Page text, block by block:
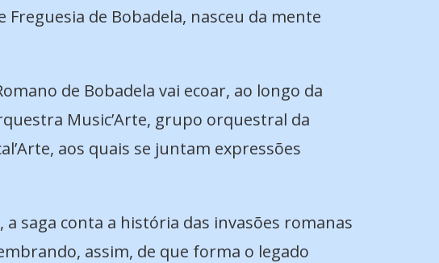
de Bobadela, nasceu da mente
de Bobadela vai ecoar, ao longo da
Music’Arte, grupo orquestral da
aos quais se juntam expressões
a saga conta a história das invasões romanas
assim, de que forma o legado